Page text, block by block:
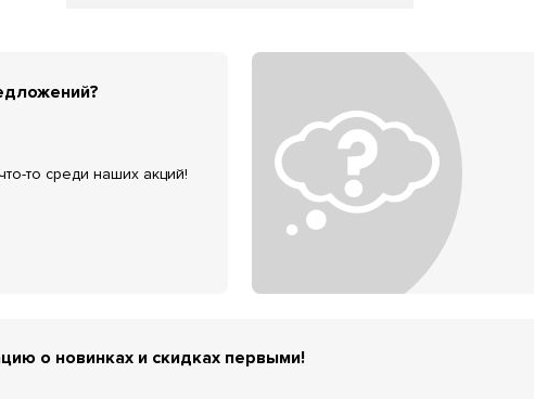
то среди наших акций!
о новинках и скидках первыми!